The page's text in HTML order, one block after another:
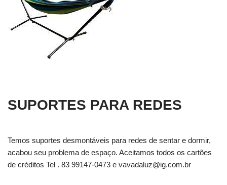
SUPORTES PARA REDES
Temos suportes desmontáveis para redes de sentar e dormir,
acabou seu problema de espaço. Aceitamos todos os cartões
de créditos Tel . 83 99147-0473 e vavadaluz@ig.com.br